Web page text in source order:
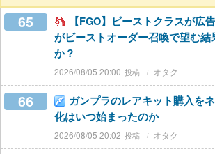
65
【FGO】ビーストクラスが広
がビーストオーダー召喚で望む結
か？
2026/08/05 20:00 オタク
66
ガンプラのレアキット購入を
化はいつ始まったのか
2026/08/05 20:02 オタク